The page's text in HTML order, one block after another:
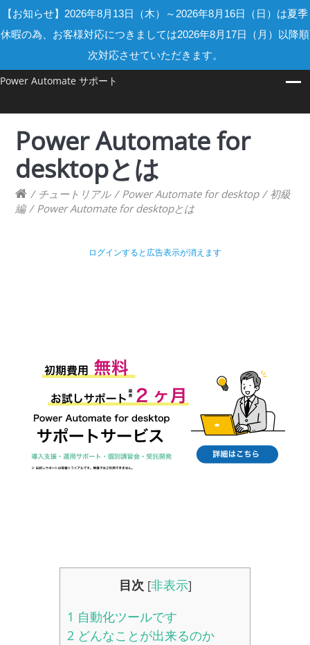
【お知らせ】2026年8月13日（木）～2026年8月16日（日）は夏季
休暇の為、お客様対応につきましては2026年8月17日（月）以降順
次対応させていただきます。
Power Automate サポート
Power Automate for
desktopとは
/ チュートリアル / Power Automate for desktop / 初級
編 / Power Automate for desktopとは
ログインすると広告表示が消えます
目次 [非表示]
1 自動化ツールです
2 どんなことが出来るのか